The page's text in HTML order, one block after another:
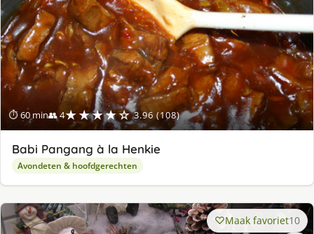
⏱ 60 min👥 4★★★★☆ 3.96 (108)
Babi Pangang à la Henkie
Avondeten & hoofdgerechten
Maak favoriet10